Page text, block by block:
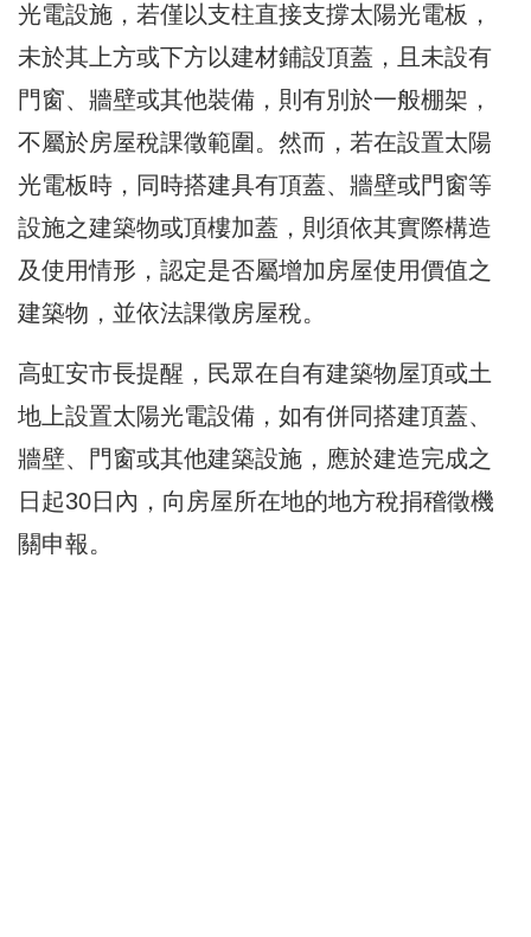
光電設施，若僅以支柱直接支撐太陽光電板，
未於其上方或下方以建材鋪設頂蓋，且未設有
門窗、牆壁或其他裝備，則有別於一般棚架，
不屬於房屋稅課徵範圍。然而，若在設置太陽
光電板時，同時搭建具有頂蓋、牆壁或門窗等
設施之建築物或頂樓加蓋，則須依其實際構造
及使用情形，認定是否屬增加房屋使用價值之
建築物，並依法課徵房屋稅。
高虹安市長提醒，民眾在自有建築物屋頂或土
地上設置太陽光電設備，如有併同搭建頂蓋、
牆壁、門窗或其他建築設施，應於建造完成之
日起30日內，向房屋所在地的地方稅捐稽徵機
關申報。